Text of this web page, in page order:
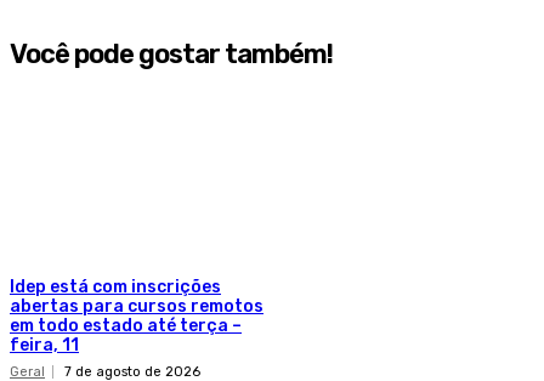
Você pode gostar também!
Idep está com inscrições
abertas para cursos remotos
em todo estado até terça –
feira, 11
Geral 7 de agosto de 2026